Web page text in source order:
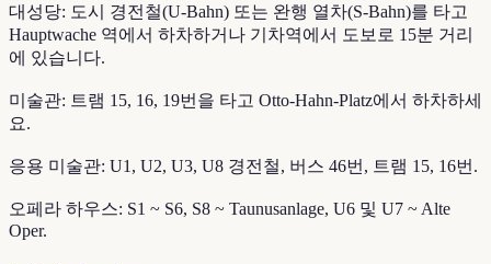
대성당: 도시 경전철(U-Bahn) 또는 완행 열차(S-Bahn)를 타고
Hauptwache 역에서 하차하거나 기차역에서 도보로 15분 거리
에 있습니다.
미술관: 트램 15, 16, 19번을 타고 Otto-Hahn-Platz에서 하차하세
요.
응용 미술관: U1, U2, U3, U8 경전철, 버스 46번, 트램 15, 16번.
오페라 하우스: S1 ~ S6, S8 ~ Taunusanlage, U6 및 U7 ~ Alte
Oper.